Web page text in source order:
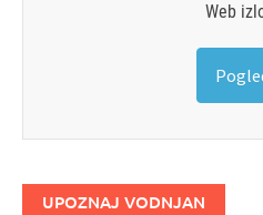
Web
UPOZNAJ VODNJAN